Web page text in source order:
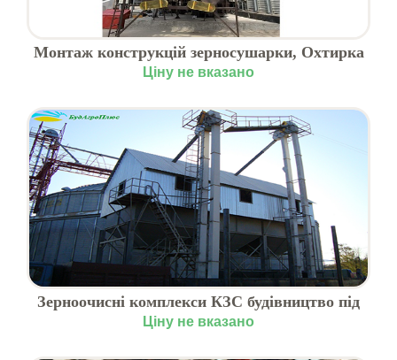
Монтаж конструкцій зерносушарки, Охтирка
Ціну не вказано
Зерноочисні комплекси КЗС будівництво під
ключ
Ціну не вказано